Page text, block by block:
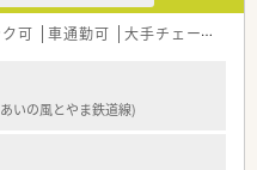
可 車通勤可 大手チェーン以外
いの風とやま鉄道線)